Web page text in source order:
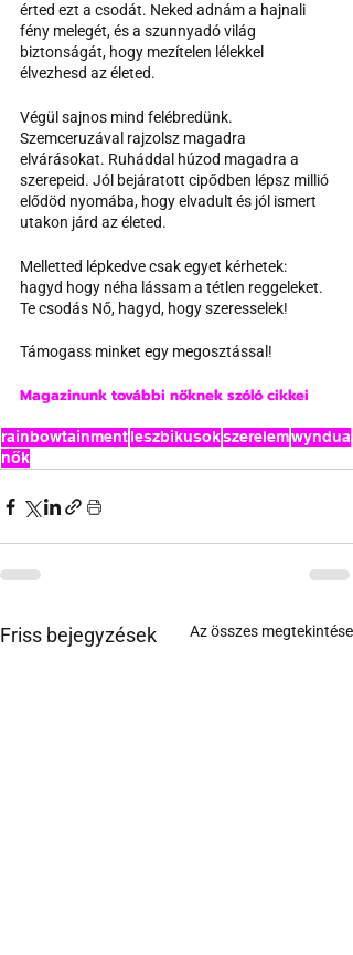
érted ezt a csodát. Neked adnám a hajnali
fény melegét, és a szunnyadó világ
biztonságát, hogy mezítelen lélekkel
élvezhesd az életed.
Végül sajnos mind felébredünk.
Szemceruzával rajzolsz magadra
elvárásokat. Ruháddal húzod magadra a
szerepeid. Jól bejáratott cipődben lépsz millió
elődöd nyomába, hogy elvadult és jól ismert
utakon járd az életed.
Melletted lépkedve csak egyet kérhetek:
hagyd hogy néha lássam a tétlen reggeleket.
Te csodás Nő, hagyd, hogy szeresselek!
Támogass minket egy megosztással!
Magazinunk további nőknek szóló cikkei
rainbowtainmentleszbikusokszerelemwyndua
nők
Friss bejegyzések Az összes megtekintése